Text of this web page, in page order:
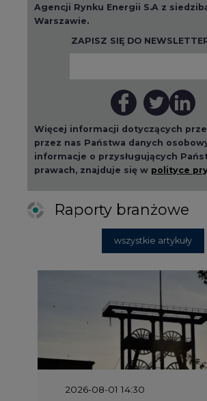
Agencji Rynku Energii S.A z
Warszawie.
ZAPISZ SIĘ DO
Więcej informacji dotyczących
przez nas Państwa danych
informacje o przysługujących
prawach, znajduje się w polityce
Raporty branżowe
wszystkie artykuły
2026-08-01 14:30